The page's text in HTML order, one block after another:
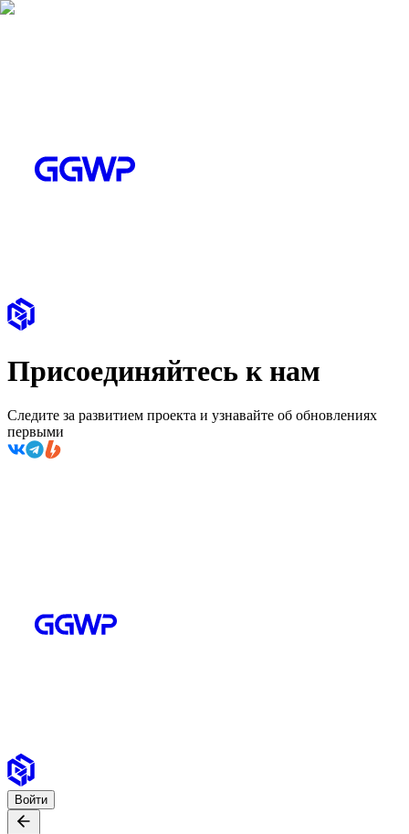
Присоединяйтесь к нам
Следите за развитием проекта и узнавайте об обновлениях
первыми
Войти